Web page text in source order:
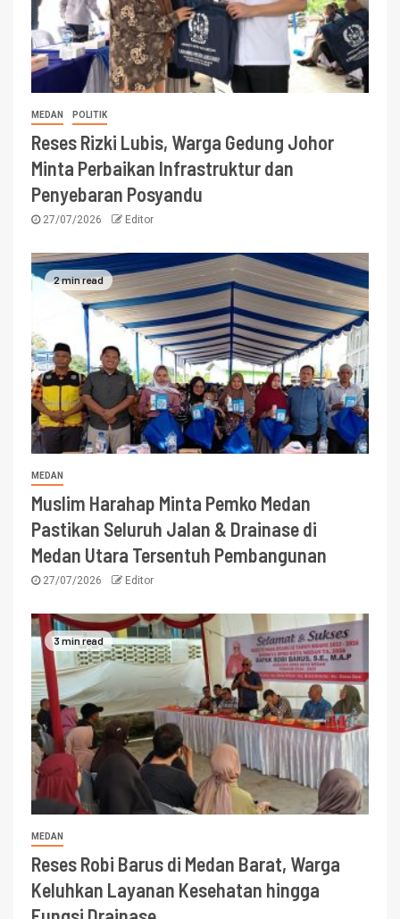
MEDAN POLITIK
Reses Rizki Lubis, Warga Gedung Johor
Minta Perbaikan Infrastruktur dan
Penyebaran Posyandu
27/07/2026 Editor
2 min read
MEDAN
Muslim Harahap Minta Pemko Medan
Pastikan Seluruh Jalan & Drainase di
Medan Utara Tersentuh Pembangunan
27/07/2026 Editor
3 min read
MEDAN
Reses Robi Barus di Medan Barat, Warga
Keluhkan Layanan Kesehatan hingga